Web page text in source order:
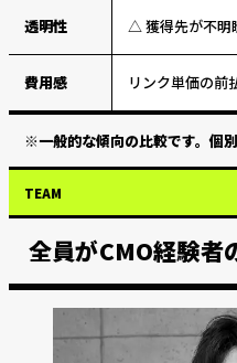
透明性 △ 獲得先が不明
費用感 リンク単価の前
※一般的な傾向の比較です。個
TEAM
全員がCMO経験者